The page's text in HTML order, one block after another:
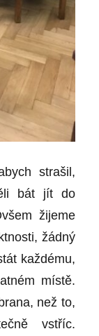
strašil,
bát jít do
žijeme
žádný
každému,
místě.
než to,
vstříc.